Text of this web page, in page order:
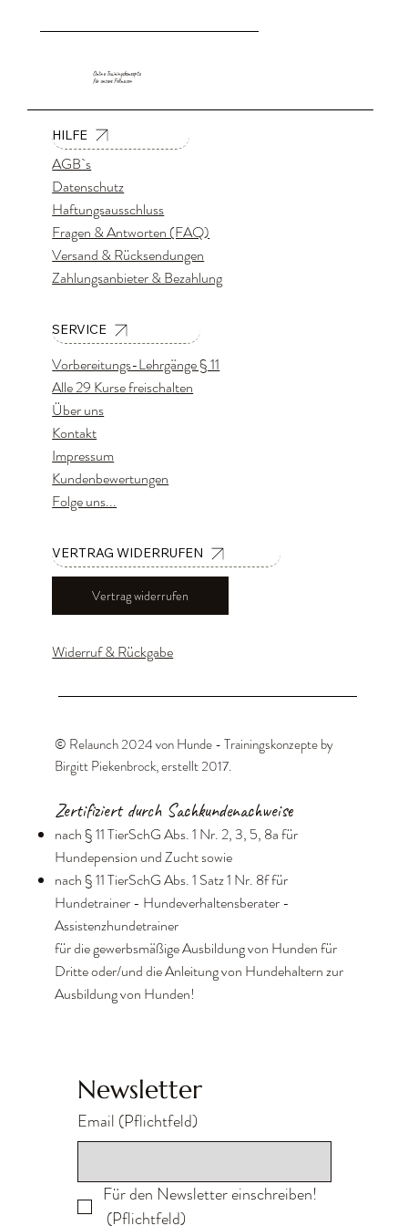
HILFE
AGB`s
Datenschutz
Haftungsausschluss
Fragen & Antworten (FAQ)
Versand & Rücksendungen
Zahlungsanbieter & Bezahlung
SERVICE
Vorbereitungs-Lehrgänge § 11
Alle 29 Kurse freischalten
Über uns
Kontakt
Impressum
Kundenbewertungen
Folge uns...
VERTRAG WIDERRUFEN
Vertrag widerrufen
Widerruf & Rückgabe
Online Trainingskonzepte
für unsere Fellnasen
© Relaunch 2024 von Hunde - Trainingskonzepte by
Birgitt Piekenbrock, erstellt 2017.
Zertifiziert durch Sachkundenachweise
nach § 11 TierSchG Abs. 1 Nr. 2, 3, 5, 8a für
Hundepension und Zucht sowie
nach § 11 TierSchG Abs. 1 Satz 1 Nr. 8f für
Hundetrainer - Hundeverhaltensberater -
Assistenzhundetrainer
für die gewerbsmäßige Ausbildung von Hunden für
Dritte oder/und die Anleitung von Hundehaltern zur
Ausbildung von Hunden!
Newsletter
Email (Pflichtfeld)
Für den Newsletter einschreiben!
(Pflichtfeld)